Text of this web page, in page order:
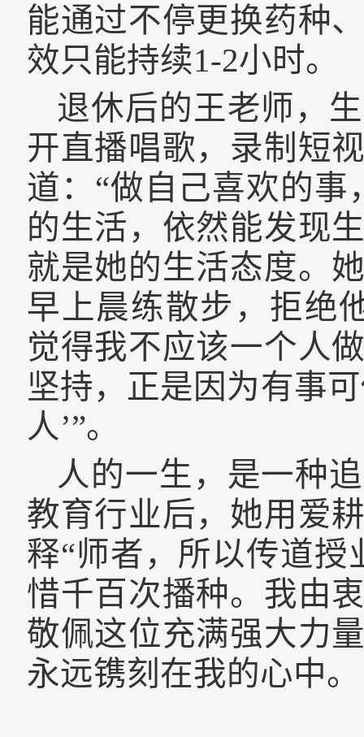
能通过不停更换药种
效只能持续1-2小时。
退休后的王老师，
开直播唱歌，录制短
道：“做自己喜欢的
的生活，依然能发现
就是她的生活态度。
早上晨练散步，拒绝
觉得我不应该一个人
坚持，正是因为有事
人’”。
人的一生，是一种
教育行业后，她用爱
释“师者，所以传道授
惜千百次播种。我由
敬佩这位充满强大力
永远镌刻在我的心中。